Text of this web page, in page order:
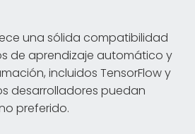
una sólida compatibilidad
de aprendizaje automático y
incluidos TensorFlow y
desarrolladores puedan
preferido.